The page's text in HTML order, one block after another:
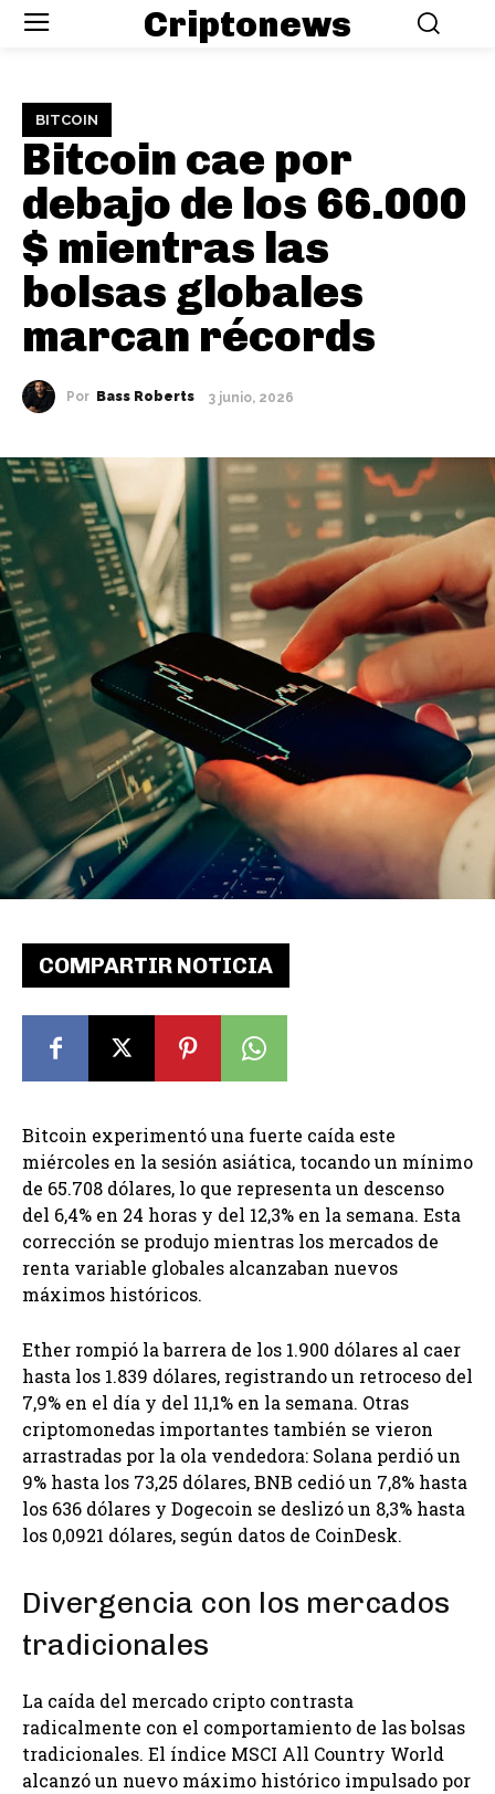
Criptonews
BITCOIN
Bitcoin cae por
debajo de los 66.000
$ mientras las
bolsas globales
marcan récords
Por Bass Roberts 3 junio, 2026
COMPARTIR NOTICIA
Bitcoin experimentó una fuerte caída este
miércoles en la sesión asiática, tocando un mínimo
de 65.708 dólares, lo que representa un descenso
del 6,4% en 24 horas y del 12,3% en la semana. Esta
corrección se produjo mientras los mercados de
renta variable globales alcanzaban nuevos
máximos históricos.
Ether rompió la barrera de los 1.900 dólares al caer
hasta los 1.839 dólares, registrando un retroceso del
7,9% en el día y del 11,1% en la semana. Otras
criptomonedas importantes también se vieron
arrastradas por la ola vendedora: Solana perdió un
9% hasta los 73,25 dólares, BNB cedió un 7,8% hasta
los 636 dólares y Dogecoin se deslizó un 8,3% hasta
los 0,0921 dólares, según datos de CoinDesk.
Divergencia con los mercados
tradicionales
La caída del mercado cripto contrasta
radicalmente con el comportamiento de las bolsas
tradicionales. El índice MSCI All Country World
alcanzó un nuevo máximo histórico impulsado por